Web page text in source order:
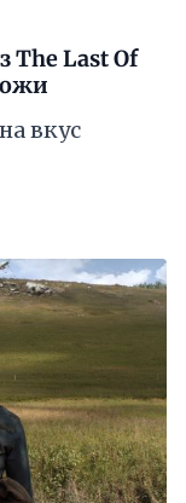
The Last Of
вкус